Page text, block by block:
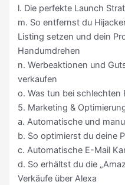
l. Die perfekte Launch
m. So entfernst du
Listing setzen und dein
Handumdrehen
n. Werbeaktionen und
verkaufen
o. Was tun bei schlechten
5. Marketing &
a. Automatische und
b. So optimierst du deine
c. Automatische E-Mail
d. So erhältst du die
Verkäufe über Alexa